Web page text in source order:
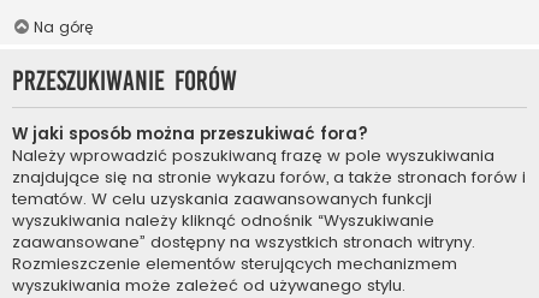
Na górę
Przeszukiwanie forów
W jaki sposób można przeszukiwać fora?
Należy wprowadzić poszukiwaną frazę w pole wyszukiwania
znajdujące się na stronie wykazu forów, a także stronach forów i
tematów. W celu uzyskania zaawansowanych funkcji
wyszukiwania należy kliknąć odnośnik “Wyszukiwanie
zaawansowane” dostępny na wszystkich stronach witryny.
Rozmieszczenie elementów sterujących mechanizmem
wyszukiwania może zależeć od używanego stylu.